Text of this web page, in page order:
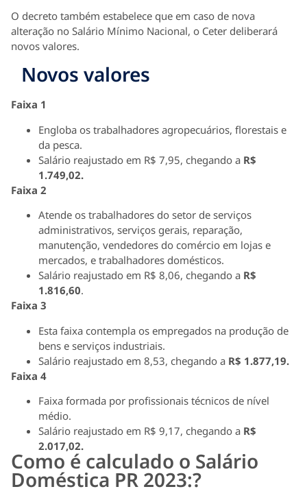
O decreto também estabelece que em caso de nova
alteração no Salário Mínimo Nacional, o Ceter deliberará
novos valores.
Novos valores
Faixa 1
Engloba os trabalhadores agropecuários, florestais e
da pesca.
Salário reajustado em R$ 7,95, chegando a R$
1.749,02.
Faixa 2
Atende os trabalhadores do setor de serviços
administrativos, serviços gerais, reparação,
manutenção, vendedores do comércio em lojas e
mercados, e trabalhadores domésticos.
Salário reajustado em R$ 8,06, chegando a R$
1.816,60.
Faixa 3
Esta faixa contempla os empregados na produção de
bens e serviços industriais.
Salário reajustado em 8,53, chegando a R$ 1.877,19.
Faixa 4
Faixa formada por profissionais técnicos de nível
médio.
Salário reajustado em R$ 9,17, chegando a R$
2.017,02.
Como é calculado o Salário
Doméstica PR 2023:?